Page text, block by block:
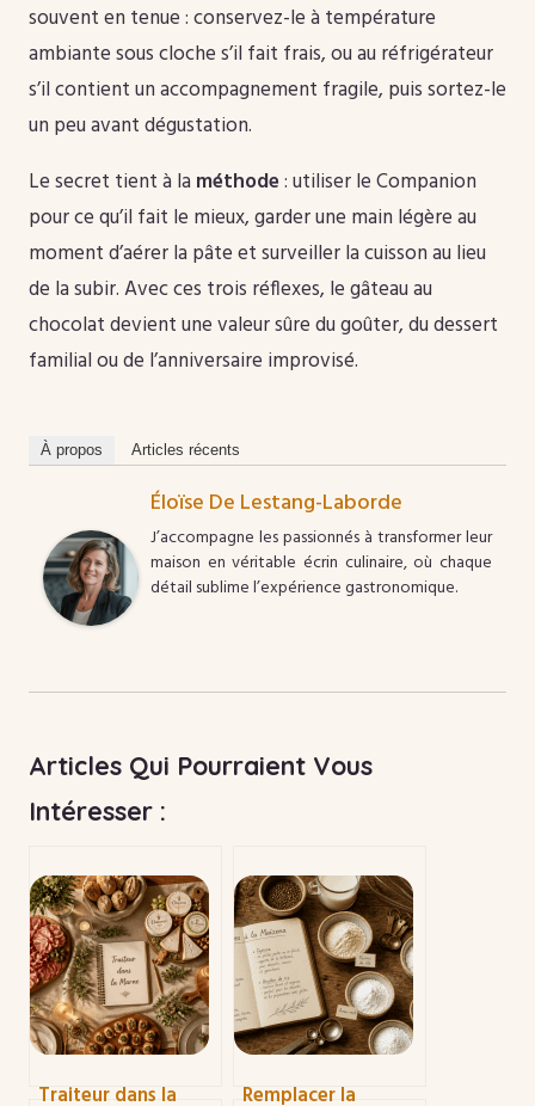
souvent en tenue : conservez-le à température
ambiante sous cloche s’il fait frais, ou au réfrigérateur
s’il contient un accompagnement fragile, puis sortez-le
un peu avant dégustation.
Le secret tient à la méthode: utiliser le Companion
pour ce qu’il fait le mieux, garder une main légère au
moment d’aérer la pâte et surveiller la cuisson au lieu
de la subir. Avec ces trois réflexes, le gâteau au
chocolat devient une valeur sûre du goûter, du dessert
familial ou de l’anniversaire improvisé.
À propos Articles récents
Éloïse De Lestang-Laborde
J’accompagne les passionnés à transformer leur
maison en véritable écrin culinaire, où chaque
détail sublime l’expérience gastronomique.
Articles Qui Pourraient Vous
Intéresser :
Traiteur dans la
Remplacer la